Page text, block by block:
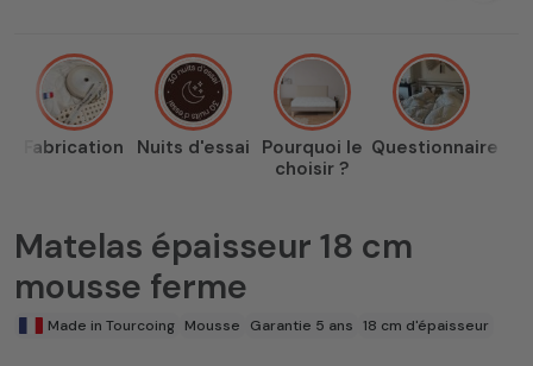
Fabrication Nuits d'essai Pourquoi le
choisir ?
Questionnaire
Matelas épaisseur 18 cm
mousse ferme
Made in Tourcoing Mousse Garantie 5 ans 18 cm d'épaisseur